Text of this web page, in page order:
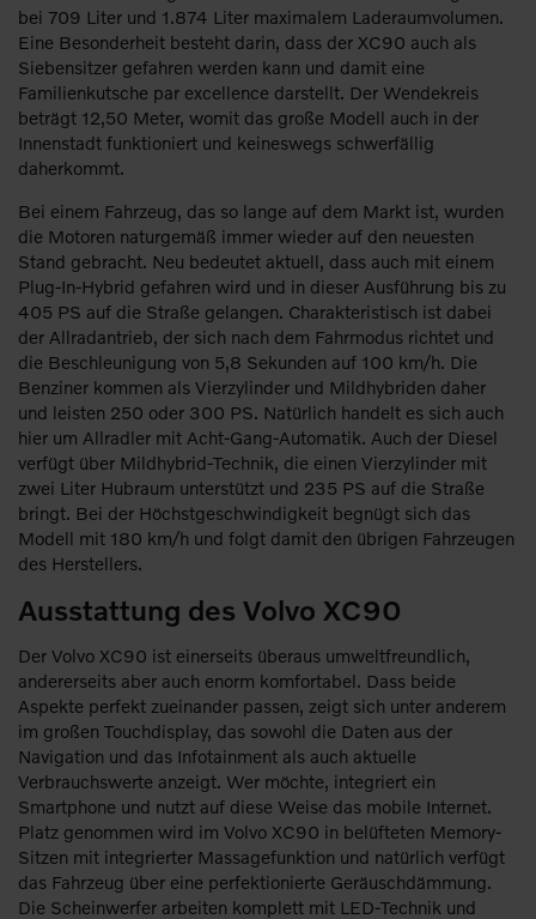
bei 709 Liter und 1.874 Liter maximalem Laderaumvolumen.
Eine Besonderheit besteht darin, dass der XC90 auch als
Siebensitzer gefahren werden kann und damit eine
Familienkutsche par excellence darstellt. Der Wendekreis
beträgt 12,50 Meter, womit das große Modell auch in der
Innenstadt funktioniert und keineswegs schwerfällig
daherkommt.
Bei einem Fahrzeug, das so lange auf dem Markt ist, wurden
die Motoren naturgemäß immer wieder auf den neuesten
Stand gebracht. Neu bedeutet aktuell, dass auch mit einem
Plug-In-Hybrid gefahren wird und in dieser Ausführung bis zu
405 PS auf die Straße gelangen. Charakteristisch ist dabei
der Allradantrieb, der sich nach dem Fahrmodus richtet und
die Beschleunigung von 5,8 Sekunden auf 100 km/h. Die
Benziner kommen als Vierzylinder und Mildhybriden daher
und leisten 250 oder 300 PS. Natürlich handelt es sich auch
hier um Allradler mit Acht-Gang-Automatik. Auch der Diesel
verfügt über Mildhybrid-Technik, die einen Vierzylinder mit
zwei Liter Hubraum unterstützt und 235 PS auf die Straße
bringt. Bei der Höchstgeschwindigkeit begnügt sich das
Modell mit 180 km/h und folgt damit den übrigen Fahrzeugen
des Herstellers.
Ausstattung des Volvo XC90
Der Volvo XC90 ist einerseits überaus umweltfreundlich,
andererseits aber auch enorm komfortabel. Dass beide
Aspekte perfekt zueinander passen, zeigt sich unter anderem
im großen Touchdisplay, das sowohl die Daten aus der
Navigation und das Infotainment als auch aktuelle
Verbrauchswerte anzeigt. Wer möchte, integriert ein
Smartphone und nutzt auf diese Weise das mobile Internet.
Platz genommen wird im Volvo XC90 in belüfteten Memory-
Sitzen mit integrierter Massagefunktion und natürlich verfügt
das Fahrzeug über eine perfektionierte Geräuschdämmung.
Die Scheinwerfer arbeiten komplett mit LED-Technik und